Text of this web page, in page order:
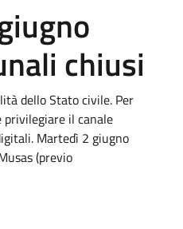
chiusi
dello Stato civile. Per
il canale
Martedì 2 giugno
(previo